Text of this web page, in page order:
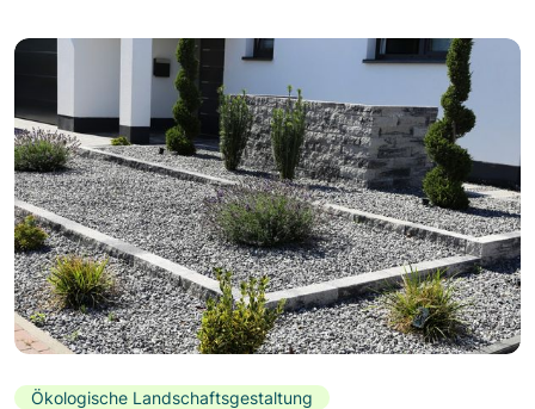
Ökologische Landschaftsgestaltung